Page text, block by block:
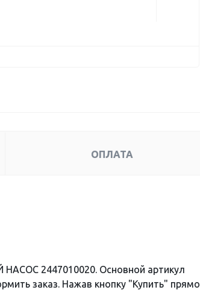
ОПЛАТА
НАСОС 2447010020. Основной артикул
заказ. Нажав кнопку "Купить" прямо